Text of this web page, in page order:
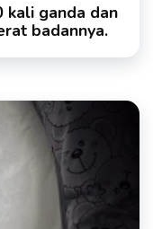
kali ganda dan
badannya.